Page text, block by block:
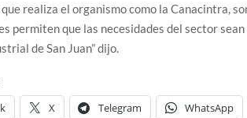
realiza el organismo como la Canacintra,
permiten que las necesidades del sector
de San Juan” dijo.
X Telegram WhatsApp